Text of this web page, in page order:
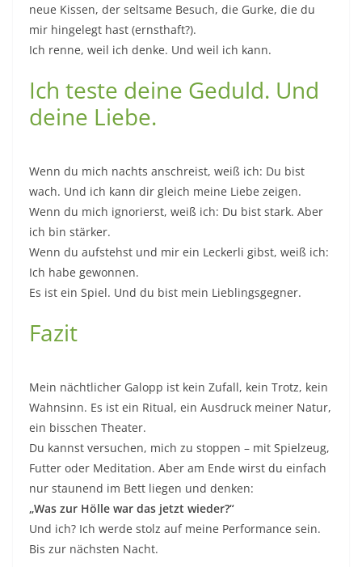
neue Kissen, der seltsame Besuch, die Gurke, die du
mir hingelegt hast (ernsthaft?).
Ich renne, weil ich denke. Und weil ich kann.
Ich teste deine Geduld. Und
deine Liebe.
Wenn du mich nachts anschreist, weiß ich: Du bist
wach. Und ich kann dir gleich meine Liebe zeigen.
Wenn du mich ignorierst, weiß ich: Du bist stark. Aber
ich bin stärker.
Wenn du aufstehst und mir ein Leckerli gibst, weiß ich:
Ich habe gewonnen.
Es ist ein Spiel. Und du bist mein Lieblingsgegner.
Fazit
Mein nächtlicher Galopp ist kein Zufall, kein Trotz, kein
Wahnsinn. Es ist ein Ritual, ein Ausdruck meiner Natur,
ein bisschen Theater.
Du kannst versuchen, mich zu stoppen – mit Spielzeug,
Futter oder Meditation. Aber am Ende wirst du einfach
nur staunend im Bett liegen und denken:
„Was zur Hölle war das jetzt wieder?“
Und ich? Ich werde stolz auf meine Performance sein.
Bis zur nächsten Nacht.